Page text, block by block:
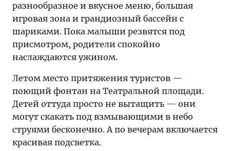
разнообразное и вкусное меню, большая
игровая зона и грандиозный бассейн с
шариками. Пока малыши резвятся под
присмотром, родители спокойно
наслаждаются ужином.
Летом место притяжения туристов —
поющий фонтан на Театральной площади.
Детей оттуда просто не вытащить — они
могут скакать под взмывающими в небо
струями бесконечно. А по вечерам включается
красивая подсветка.